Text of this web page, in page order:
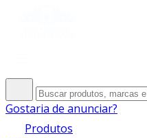
Gostaria de anunciar?
Produtos